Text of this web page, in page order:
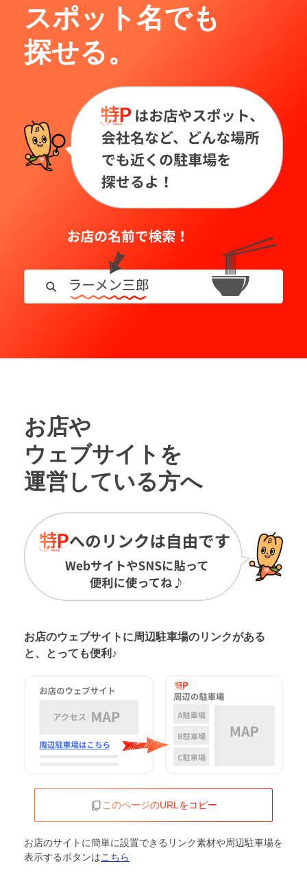
スポット名でも
探せる。
お店や
ウェブサイトを
運営している方へ
お店のウェブサイトに周辺駐車場のリンクがある
と、とっても便利♪
このページのURLをコピー
お店のサイトに簡単に設置できるリンク素材や周辺駐車場を
表示するボタンはこちら